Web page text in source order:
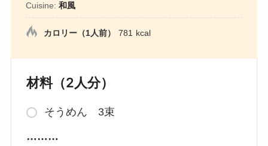
Cuisine: 和風
カロリー（1人前） 781 kcal
材料（2人分）
そうめん 3束
………